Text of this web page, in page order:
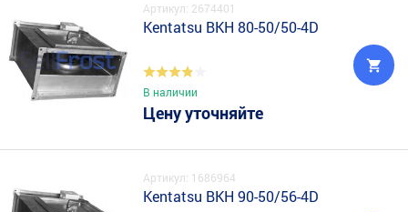
Артикул: 2674401
Kentatsu BKH 80-50/50-4D
В наличии
Цену уточняйте
Артикул: 1686964
Kentatsu BKH 90-50/56-4D